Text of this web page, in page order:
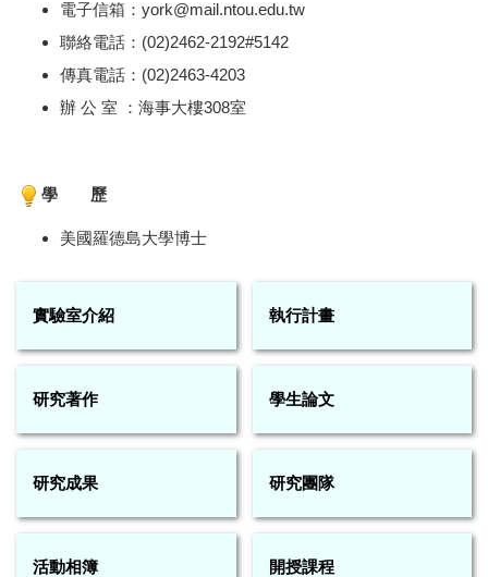
電子信箱：york@mail.ntou.edu.tw
聯絡電話：(02)2462-2192#5142
傳真電話：(02)2463-4203
辦 公 室 ：海事大樓308室
學 歷
美國羅德島大學博士
實驗室介紹 執行計畫
研究著作 學生論文
研究成果 研究團隊
活動相簿 開授課程